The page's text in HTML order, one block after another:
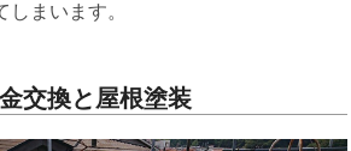
まいます。
交換と屋根塗装